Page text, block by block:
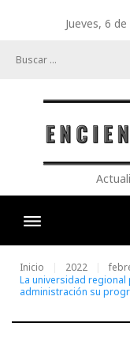
Jueves, 6
Inicio 2022
La universidad
administración su